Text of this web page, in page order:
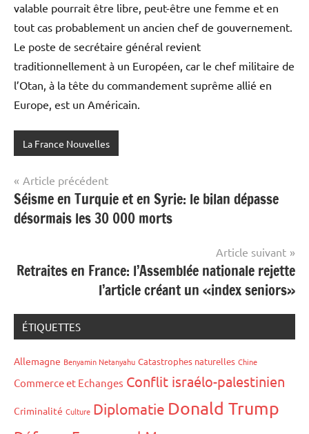
valable pourrait être libre, peut-être une femme et en
tout cas probablement un ancien chef de gouvernement.
Le poste de secrétaire général revient
traditionnellement à un Européen, car le chef militaire de
l’Otan, à la tête du commandement suprême allié en
Europe, est un Américain.
La France Nouvelles
Navigation
de
l’article
Article précédent
Séisme en Turquie et en Syrie: le bilan dépasse
désormais les 30 000 morts
Article suivant
Retraites en France: l’Assemblée nationale rejette
l’article créant un «index seniors»
ÉTIQUETTES
Allemagne Benyamin Netanyahu Catastrophes naturelles Chine
Commerce et Echanges Conflit israélo-palestinien
Criminalité Culture Diplomatie Donald Trump